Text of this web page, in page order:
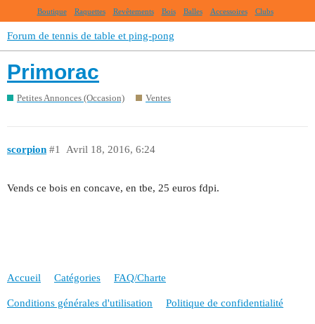
Boutique Raquettes Revêtements Bois Balles Accessoires Clubs
Forum de tennis de table et ping-pong
Primorac
Petites Annonces (Occasion) Ventes
scorpion Avril 18, 2016, 6:24
#1
Vends ce bois en concave, en tbe, 25 euros fdpi.
Accueil Catégories FAQ/Charte
Conditions générales d'utilisation Politique de confidentialité